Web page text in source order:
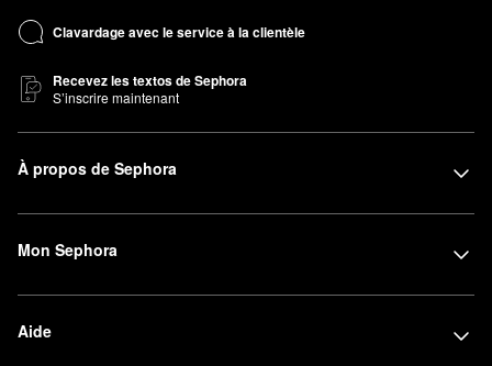
Clavardage avec le service à la clientèle
Recevez les textos de Sephora
S’inscrire maintenant
À propos de Sephora
Mon Sephora
Aide